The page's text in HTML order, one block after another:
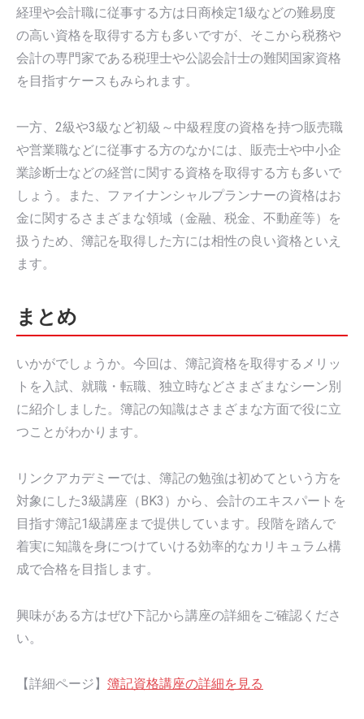
経理や会計職に従事する方は日商検定1級などの難易度
の高い資格を取得する方も多いですが、そこから税務や
会計の専門家である税理士や公認会計士の難関国家資格
を目指すケースもみられます。
一方、2級や3級など初級～中級程度の資格を持つ販売職
や営業職などに従事する方のなかには、販売士や中小企
業診断士などの経営に関する資格を取得する方も多いで
しょう。また、ファイナンシャルプランナーの資格はお
金に関するさまざまな領域（金融、税金、不動産等）を
扱うため、簿記を取得した方には相性の良い資格といえ
ます。
まとめ
いかがでしょうか。今回は、簿記資格を取得するメリッ
トを入試、就職・転職、独立時などさまざまなシーン別
に紹介しました。簿記の知識はさまざまな方面で役に立
つことがわかります。
リンクアカデミーでは、簿記の勉強は初めてという方を
対象にした3級講座（BK3）から、会計のエキスパートを
目指す簿記1級講座まで提供しています。段階を踏んで
着実に知識を身につけていける効率的なカリキュラム構
成で合格を目指します。
興味がある方はぜひ下記から講座の詳細をご確認くださ
い。
【詳細ページ】 簿記資格講座の詳細を見る